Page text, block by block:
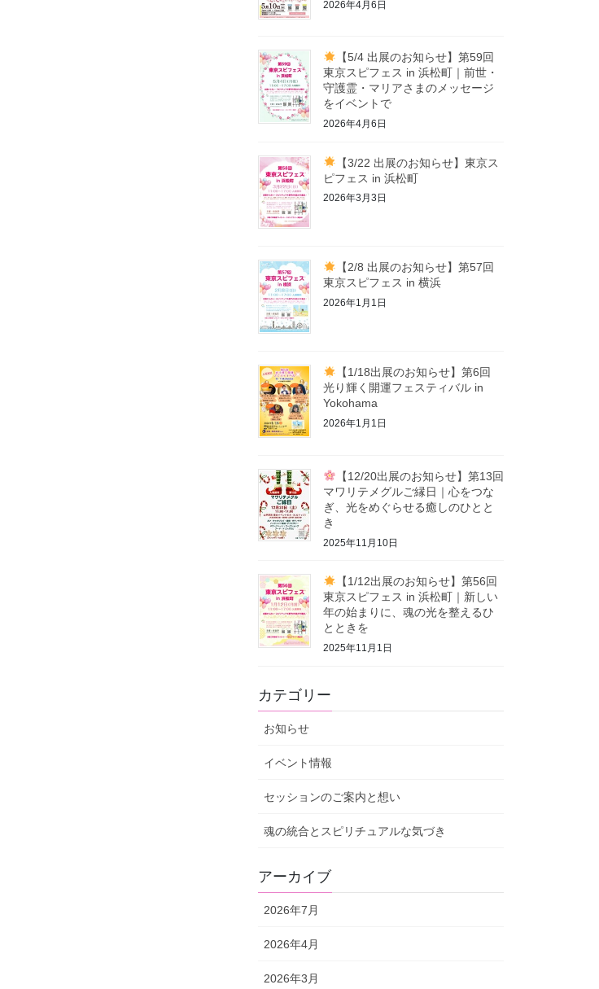
2026年4月6日
【5/4 出展のお知らせ】第59回
東京スピフェス in 浜松町｜前世・
守護霊・マリアさまのメッセージ
をイベントで
2026年4月6日
【3/22 出展のお知らせ】東京ス
ピフェス in 浜松町
2026年3月3日
【2/8 出展のお知らせ】第57回
東京スピフェス in 横浜
2026年1月1日
【1/18出展のお知らせ】第6回
光り輝く開運フェスティバル in
Yokohama
2026年1月1日
【12/20出展のお知らせ】第13回
マワリテメグルご縁日｜心をつな
ぎ、光をめぐらせる癒しのひとと
き
2025年11月10日
【1/12出展のお知らせ】第56回
東京スピフェス in 浜松町｜新しい
年の始まりに、魂の光を整えるひ
とときを
2025年11月1日
カテゴリー
お知らせ
イベント情報
セッションのご案内と想い
魂の統合とスピリチュアルな気づき
アーカイブ
2026年7月
2026年4月
2026年3月